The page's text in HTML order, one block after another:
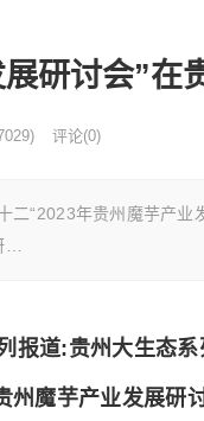
研讨会”在
评论(0)
二“2023年贵州魔芋产
…
报道:贵州大生态
州魔芋产业发展研